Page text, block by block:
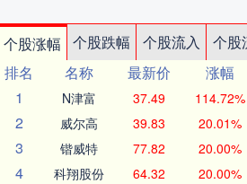
个股涨幅 个股跌幅 个股流入 个股
排名
名称 最新价 涨幅
1
N津富 37.49 114.72%
2 威尔高 39.83 20.01%
3 锴威特 77.82 20.00%
4 科翔股份 64.32 20.00%